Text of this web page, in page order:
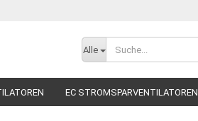
Alle
EC STROMSPARVENTILATOREN